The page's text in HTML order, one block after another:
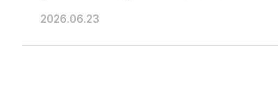
2026.06.23